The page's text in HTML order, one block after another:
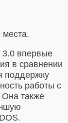
3.0 впервые
в сравнении
поддержку
работы с
Она также